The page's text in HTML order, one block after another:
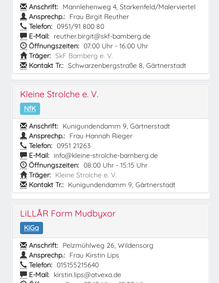
Anschrift: Mannlehenweg 4, Starkenfeld/Malerviertel
Ansprechp.: Frau Birgit Reuther
Telefon: 0951/91 800 80
E-Mail: reuther.birgit@skf-bamberg.de
Öffnungszeiten: 07:00 Uhr - 16:00 Uhr
Träger: SkF Bamberg e. V.
Kontakt Tr.: Schwarzenbergstraße 8, Gärtnerstadt
Kleine Strolche e. V.
NfK
Anschrift: Kunigundendamm 9, Gärtnerstadt
Ansprechp.: Frau Hannah Rieger
Telefon: 0951 21263
E-Mail: info@kleine-strolche-bamberg.de
Öffnungszeiten: 08:00 Uhr - 15:15 Uhr
Träger: Kleine Strolche e. V.
Kontakt Tr.: Kunigundendamm 9, Gärtnerstadt
LiLLÅR Farm Mudbyxor
KiGa
Anschrift: Pelzmühlweg 26, Wildensorg
Ansprechp.: Frau Kirstin Lips
Telefon: 015155215640
E-Mail: kirstin.lips@atvexa.de